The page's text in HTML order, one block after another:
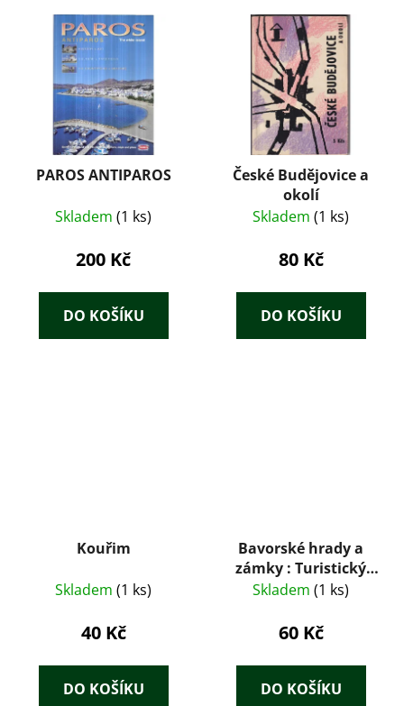
PAROS ANTIPAROS
Skladem (1 ks)
200 Kč
DO KOŠÍKU
České Budějovice a
okolí
Skladem (1 ks)
80 Kč
DO KOŠÍKU
Kouřim
Skladem (1 ks)
40 Kč
DO KOŠÍKU
Bavorské hrady a
zámky : Turistický
průvodce
Skladem (1 ks)
60 Kč
DO KOŠÍKU